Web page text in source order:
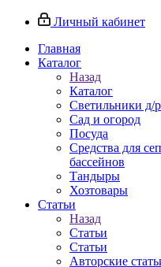
Личный кабинет
Главная
Каталог
Назад
Каталог
Светильники д/
Сад и огород
Посуда
Средства для
бассейнов
Тандыры
Хозтовары
Статьи
Назад
Статьи
Статьи
Авторские